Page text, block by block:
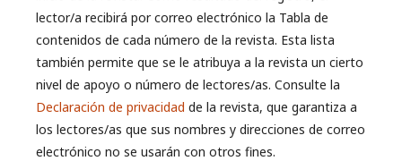
lector/a recibirá por correo electrónico la Tabla de
contenidos de cada número de la revista. Esta lista
también permite que se le atribuya a la revista un cierto
nivel de apoyo o número de lectores/as. Consulte la
Declaración de privacidad de la revista, que garantiza a
los lectores/as que sus nombres y direcciones de correo
electrónico no se usarán con otros fines.